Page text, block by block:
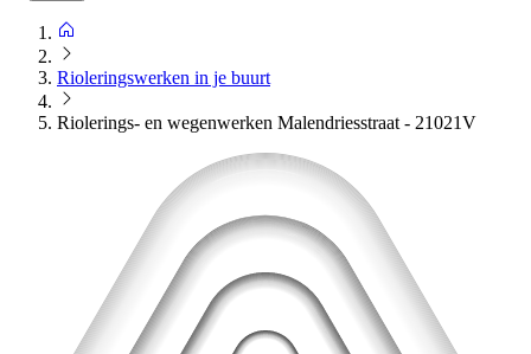
Rioleringswerken in je buurt
Riolerings- en wegenwerken Malendriesstraat - 21021V